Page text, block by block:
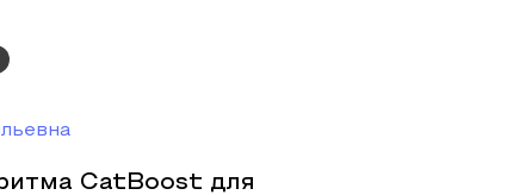
CatBoost для